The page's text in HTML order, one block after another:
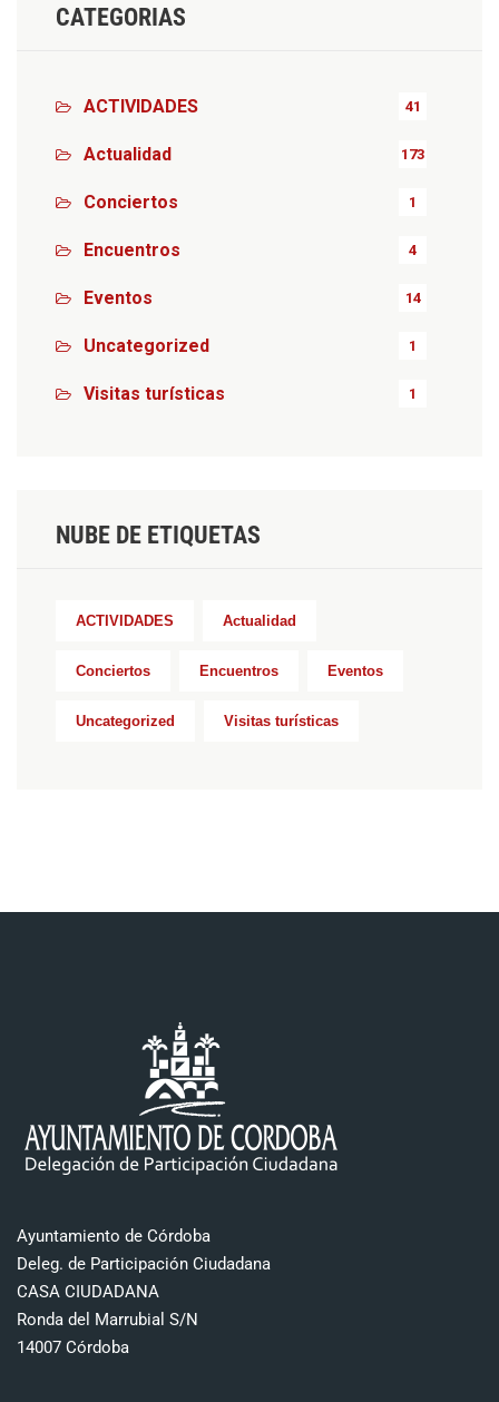
CATEGORIAS
ACTIVIDADES 41
Actualidad 173
Conciertos 1
Encuentros 4
Eventos 14
Uncategorized 1
Visitas turísticas 1
NUBE DE ETIQUETAS
ACTIVIDADES Actualidad
Conciertos Encuentros Eventos
Uncategorized Visitas turísticas
Ayuntamiento de Córdoba
Deleg. de Participación Ciudadana
CASA CIUDADANA
Ronda del Marrubial S/N
14007 Córdoba